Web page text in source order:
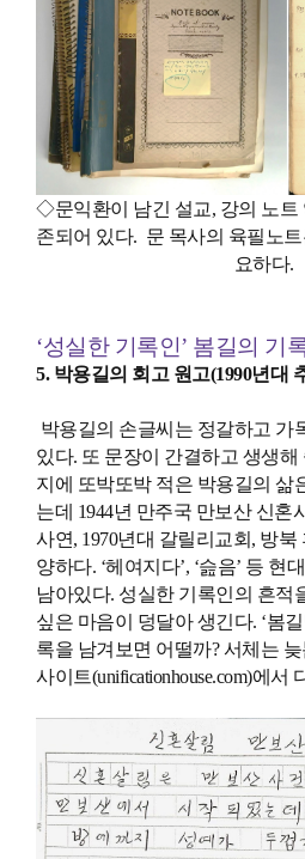
◇문익환이 남긴 설교, 강의 노트
존되어 있다. 문 목사의 육필노
요하다.
‘성실한 기록인’ 봄길의 기
5. 박용길의 회고 원고(1990년대
박용길의 손글씨는 정갈하고 가
있다. 또 문장이 간결하고 생생해
지에 또박또박 적은 박용길의 삶
는데 1944년 만주국 만보산 신혼
사연, 1970년대 갈릴리교회, 방
양하다. ‘헤여지다’, ‘슲음’ 등 현
남아있다. 성실한 기록인의 흔적
싶은 마음이 덩달아 생긴다. ‘봄
록을 남겨보면 어떨까? 서체는
사이트(unificationhouse.com)에서